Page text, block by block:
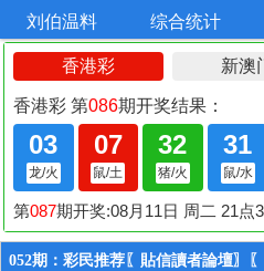
刘伯温料
综合统计
052期：彩民推荐〖貼信讀者論壇〗〖